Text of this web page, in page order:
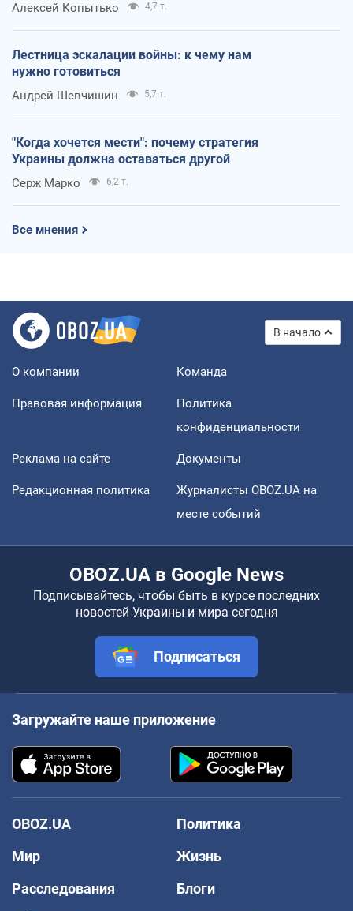
Алексей Копытько 4,7 т.
Лестница эскалации войны: к чему нам
нужно готовиться
Андрей Шевчишин 5,7 т.
"Когда хочется мести": почему стратегия
Украины должна оставаться другой
Серж Марко 6,2 т.
Все мнения
В начало
О компании Команда
Правовая информация
Политика
конфиденциальности
Реклама на сайте Документы
Редакционная политика
Журналисты OBOZ.UA на
месте событий
OBOZ.UA в Google News
Подписывайтесь, чтобы быть в курсе последних
новостей Украины и мира сегодня
Подписаться
Загружайте наше приложение
OBOZ.UA
Политика
Мир
Жизнь
Расследования
Блоги